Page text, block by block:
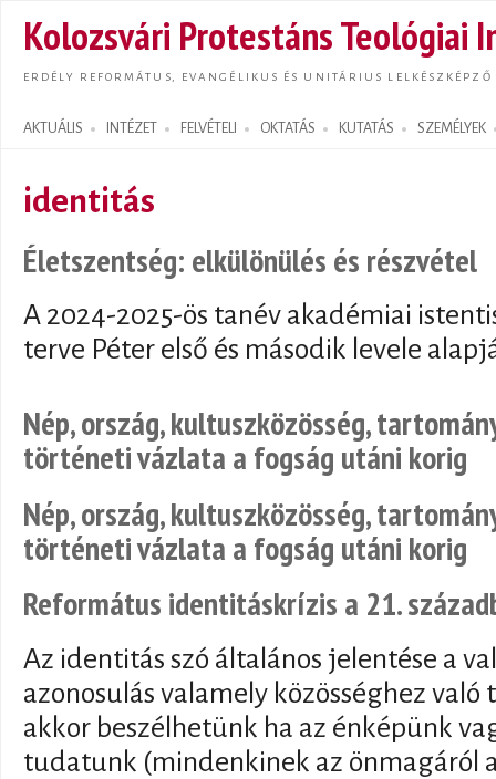
Kolozsvári Protestáns Teológiai
ERDÉLY REFORMÁTUS, EVANGÉLIKUS ÉS UNITÁRIUS LELKÉSZKÉPZŐ
AKTUÁLIS INTÉZET FELVÉTELI OKTATÁS KUTATÁS SZEMÉLYEK
Search form
identitás
Életszentség: elkülönülés és részvétel
A 2024-2025-ös tanév akadémiai
terve Péter első és második levele
Nép, ország, kultuszközösség,
történeti vázlata a fogság utáni korig
Nép, ország, kultuszközösség,
történeti vázlata a fogság utáni korig
Református identitáskrízis a 21.
Az identitás szó általános jelentése a
azonosulás valamely közösséghez való
akkor beszélhetünk ha az énképünk
tudatunk (mindenkinek az önmagáról